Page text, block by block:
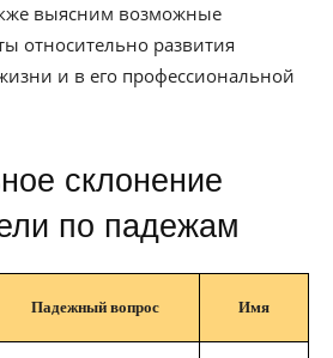
выясним возможные
относительно развития
и в его профессиональной
по падежам
Падежный вопрос Имя